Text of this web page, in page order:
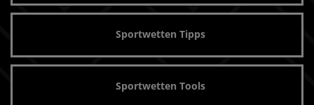
Sportwetten Tipps
Sportwetten Tools